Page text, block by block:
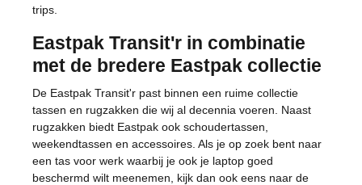
trips.
Eastpak Transit'r in combinatie
met de bredere Eastpak collectie
De Eastpak Transit'r past binnen een ruime collectie
tassen en rugzakken die wij al decennia voeren. Naast
rugzakken biedt Eastpak ook schoudertassen,
weekendtassen en accessoires. Als je op zoek bent naar
een tas voor werk waarbij je ook je laptop goed
beschermd wilt meenemen, kijk dan ook eens naar de